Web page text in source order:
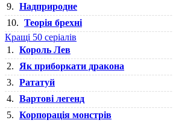
9. Надприродне
10. Теорія брехні
Кращі 50 серіалів
1. Король Лев
2.
Як приборкати дракона
3. Рататуй
4. Вартові легенд
5. Корпорація монстрів